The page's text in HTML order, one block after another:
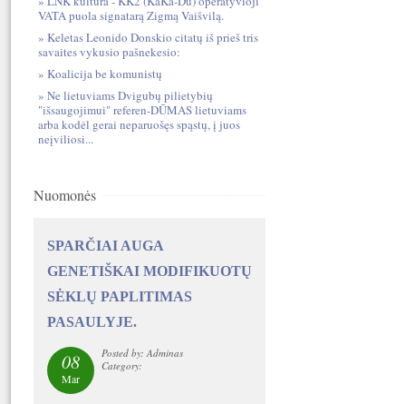
VATA puola signatarą Zigmą Vaišvilą.
Keletas Leonido Donskio citatų iš prieš tris
savaites vykusio pašnekesio:
Koalicija be komunistų
Ne lietuviams Dvigubų pilietybių
"išsaugojimui" referen-DŪMAS lietuviams
arba kodėl gerai neparuošęs spąstų, į juos
neįviliosi...
Nuomonės
SPARČIAI AUGA
GENETIŠKAI MODIFIKUOTŲ
SĖKLŲ PAPLITIMAS
PASAULYJE.
08
Mar
Posted by: Adminas
Category: